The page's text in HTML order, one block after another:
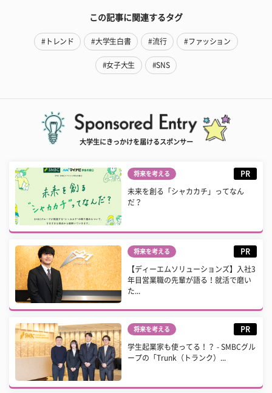
この記事に関連するタグ
#トレンド #大学生白書 #流行 #ファッション
#女子大生 #SNS
大学生にきっかけを届けるスポンサー
将来を考える PR
未来を創る「シャカカチ」ってなん
だ？
将来を考える PR
【ディーエムソリューションズ】入社3
年目営業職の先輩が語る！就活で磨い
た...
将来を考える PR
学生起業家も使ってる！？ - SMBCグル
ープの「Trunk（トランク）...